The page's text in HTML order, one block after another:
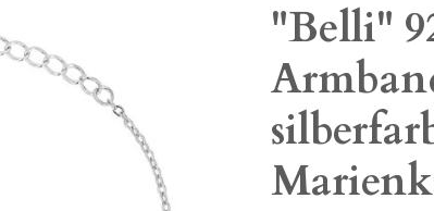
"Belli"